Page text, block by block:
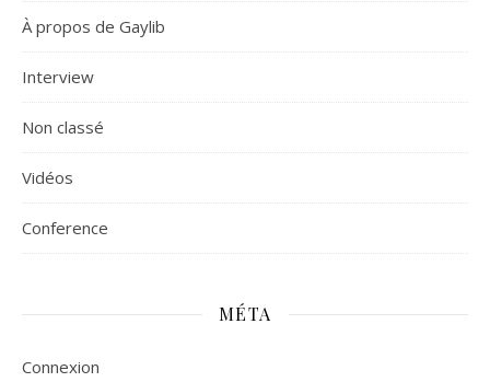
À propos de Gaylib
Interview
Non classé
Vidéos
Сonference
MÉTA
Connexion